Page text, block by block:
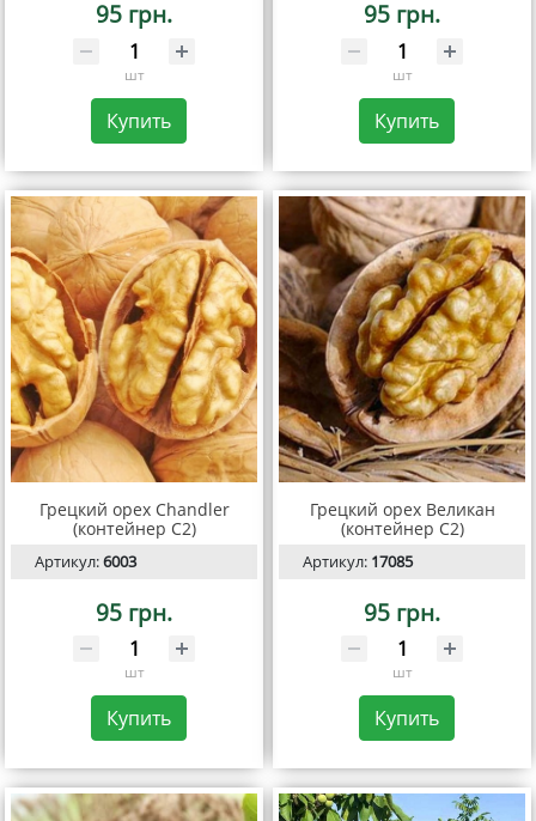
95 грн.
шт
Купить
95 грн.
шт
Купить
Грецкий орех Chandler
(контейнер С2)
Артикул:6003
95 грн.
шт
Купить
Грецкий орех Великан
(контейнер С2)
Артикул: 17085
95 грн.
шт
Купить